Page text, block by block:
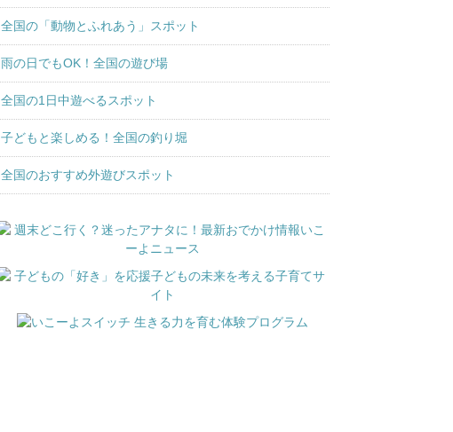
全国の「動物とふれあう」スポット
雨の日でもOK！全国の遊び場
全国の1日中遊べるスポット
子どもと楽しめる！全国の釣り堀
全国のおすすめ外遊びスポット